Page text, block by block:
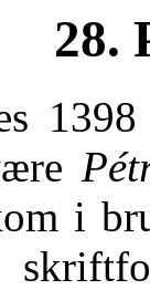
28.
1398
i